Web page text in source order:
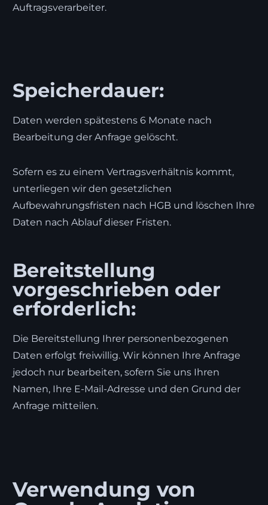
Auftragsverarbeiter.
Speicherdauer:
Daten werden spätestens 6 Monate nach
Bearbeitung der Anfrage gelöscht.
Sofern es zu einem Vertragsverhältnis kommt,
unterliegen wir den gesetzlichen
Aufbewahrungsfristen nach HGB und löschen Ihre
Daten nach Ablauf dieser Fristen.
Bereitstellung
vorgeschrieben oder
erforderlich:
Die Bereitstellung Ihrer personenbezogenen
Daten erfolgt freiwillig. Wir können Ihre Anfrage
jedoch nur bearbeiten, sofern Sie uns Ihren
Namen, Ihre E-Mail-Adresse und den Grund der
Anfrage mitteilen.
Verwendung von